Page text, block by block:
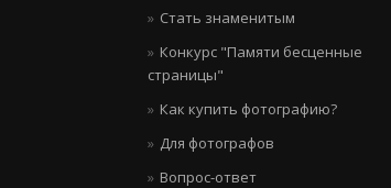
Стать знаменитым
Конкурс "Памяти бесценные
страницы"
Как купить фотографию?
Для фотографов
Вопрос-ответ